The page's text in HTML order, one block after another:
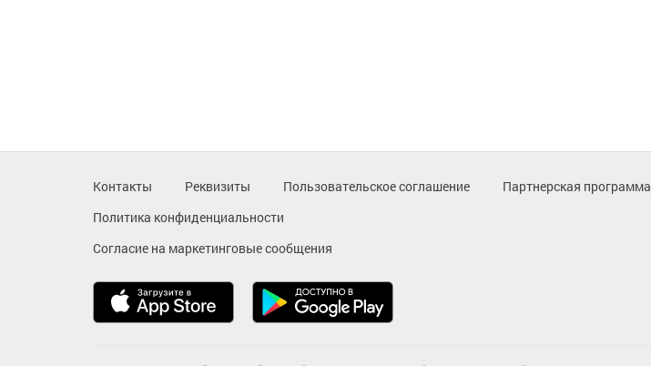
Контакты Реквизиты Пользовательское соглашение
Партнерская программа
Политика конфиденциальности
Согласие на маркетинговые сообщения